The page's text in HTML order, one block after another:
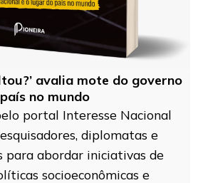
avalia mote do governo
no mundo
portal Interesse Nacional
diplomatas e
para abordar iniciativas de
socioeconômicas e